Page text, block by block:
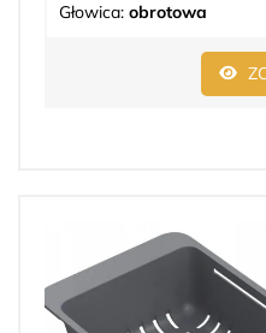
Głowica: obrotowa